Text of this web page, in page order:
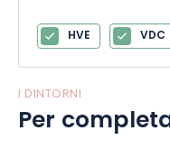
HVE VDC
I DINTORNI
Per